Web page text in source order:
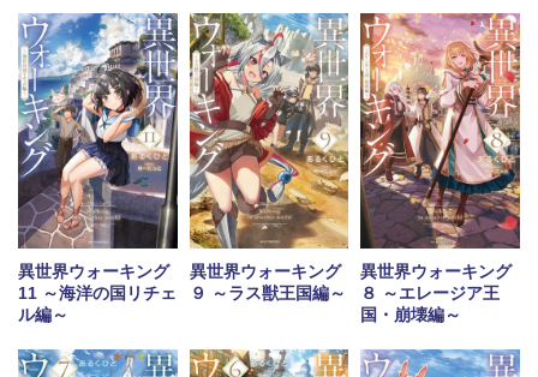
異世界ウォーキング
11 ～海洋の国リチェ
ル編～
異世界ウォーキング
９ ～ラス獣王国編～
異世界ウォーキング
８ ～エレージア王
国・崩壊編～